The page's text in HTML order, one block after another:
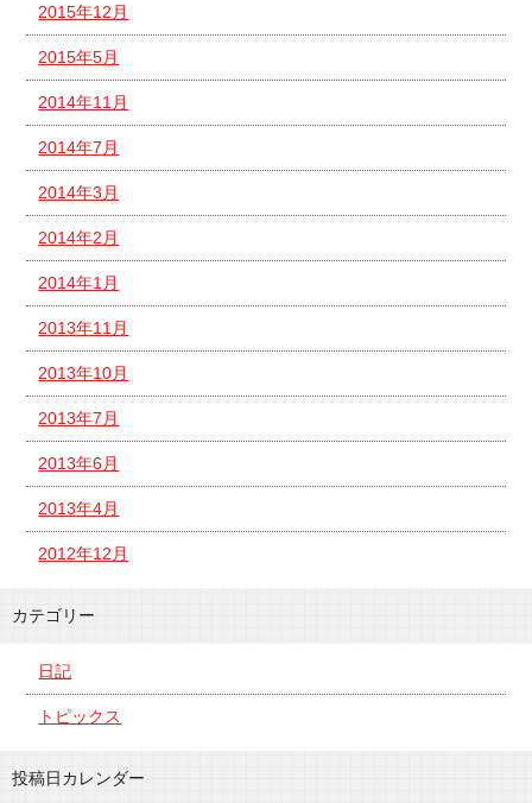
2015年12月
2015年5月
2014年11月
2014年7月
2014年3月
2014年2月
2014年1月
2013年11月
2013年10月
2013年7月
2013年6月
2013年4月
2012年12月
カテゴリー
日記
トピックス
投稿日カレンダー